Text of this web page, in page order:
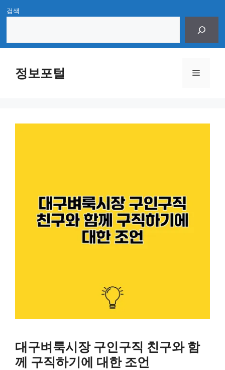
Skip
content
검색
정보포털 Menu
대구벼룩시장 구인구직 친구와 함
께 구직하기에 대한 조언